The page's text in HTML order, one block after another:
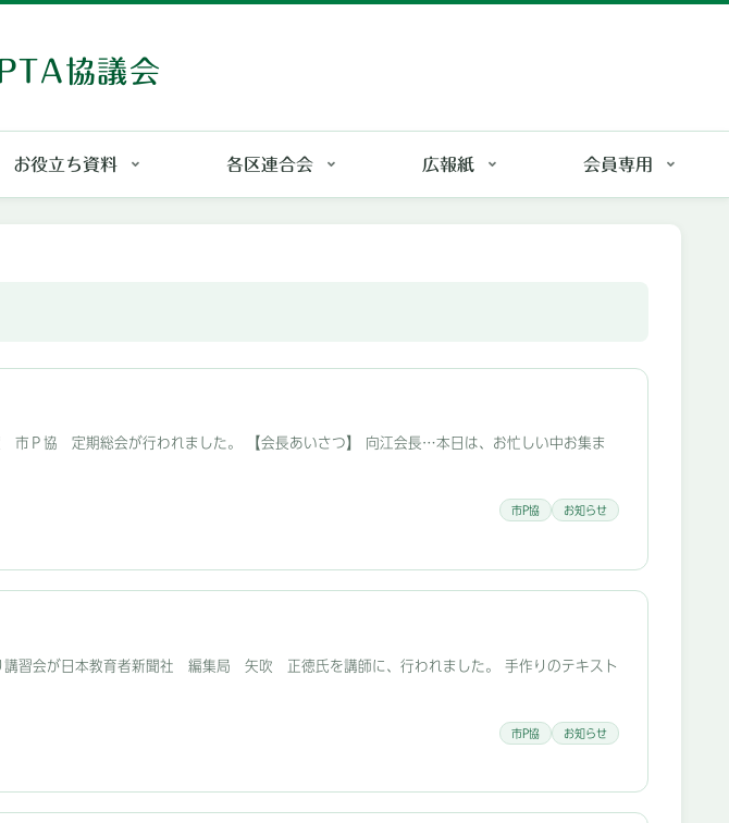
協議会
お役立ち資料 各区連合会 広報紙 会員専用
協 定期総会が行われました。 【会長あいさつ】 向江会長…本日は、お忙しい中お集ま
市P協 お知らせ
習会が日本教育者新聞社 編集局 矢吹 正徳氏を講師に、行われました。 手作りのテキスト
市P協 お知らせ